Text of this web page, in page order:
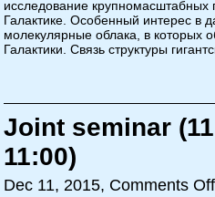
исследование крупномасштабных
Галактике. Особенный интерес в
молекулярные облака, в которых
Галактики. Связь структуры
Joint seminar
11:00)
Dec 11, 2015, Comments Off